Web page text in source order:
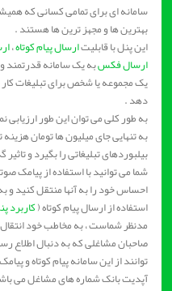
سامانه ای برای تمامی کسانی که
بهترین ها و مجهز ترین ها هستند .
این پنل با قابلیتارسال پیام کوتاه،
ارسال فکسبه یک سامانه قدرتمند و
یک مجموعه یا شخص برای تبلیغات
دهد .
به طور کلی می توان این طور ارزیابی
به تنهایی جای میلیون ها تومان هزینه
بیلبوردهای تبلیغاتی را بگیرد و
شما می توانید با استفاده از پیامک
احساس خود را به آنها منتقل کنید و به
استفاده از ارسال پیام کوتاه (کاربرد
مدنظر شماست ، به مخاطب خود انتقال
صاحبان مشاغلی که به دنبال اطلاع
توانند از این سامانه پیام کوتاه و
آپدیت بانک شماره های مشاغل می باشد